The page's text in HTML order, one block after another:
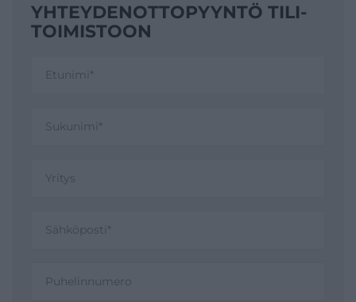
YHTEYDENOTTO­PYYNTÖ TILI­
TOIMISTOON